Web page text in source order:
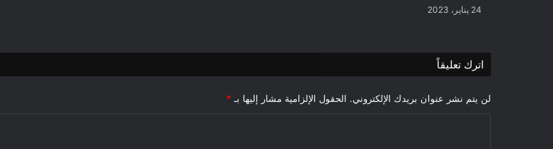
24 يناير، 2023
اترك تعليقاً
لن يتم نشر عنوان بريدك الإلكتروني. الحقول الإلزامية مشار إليها بـ *